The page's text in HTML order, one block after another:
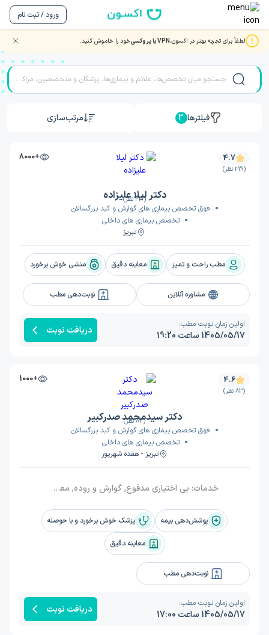
ورود / ثبت نام
لطفاً برای تجربه بهتر در اکسون،VPN یا پروکسی خود را خاموش کنید.
نوبت دهی بهترین دکتر و متخصصان گوارش و کبد در تبریز
فیلترها 3 مرتب‌سازی
(319 نظر)
+8000 4.7
(319 نظر)
دکتر لیلا علیزاده
فوق تخصص بیماری های گوارش و کبد بزرگسالان
تخصص بیماری های داخلی
تبریز
مطب راحت و تمیز معاینه دقیق منشی خوش برخورد
مشاوره آنلاین نوبت‌دهی مطب
اولین زمان نوبت مطب:
1405/05/17 ساعت 19:20 دریافت نوبت
(83 نظر)
+1000 4.6
(83 نظر)
دکتر سیدمحمد صدرکبیر
فوق تخصص بیماری های گوارش و کبد بزرگسالان
تخصص بیماری های داخلی
تبریز - هفده شهریور
خدمات: بی اختیاری مدفوع, گوارش و روده, معده درد, بوتاکس معده, شکم درد و دل درد, اسهال
پوشش‌دهی بیمه پزشک خوش برخورد و با حوصله
معاینه دقیق
نوبت‌دهی مطب
اولین زمان نوبت مطب:
1405/05/17 ساعت 17:00 دریافت نوبت